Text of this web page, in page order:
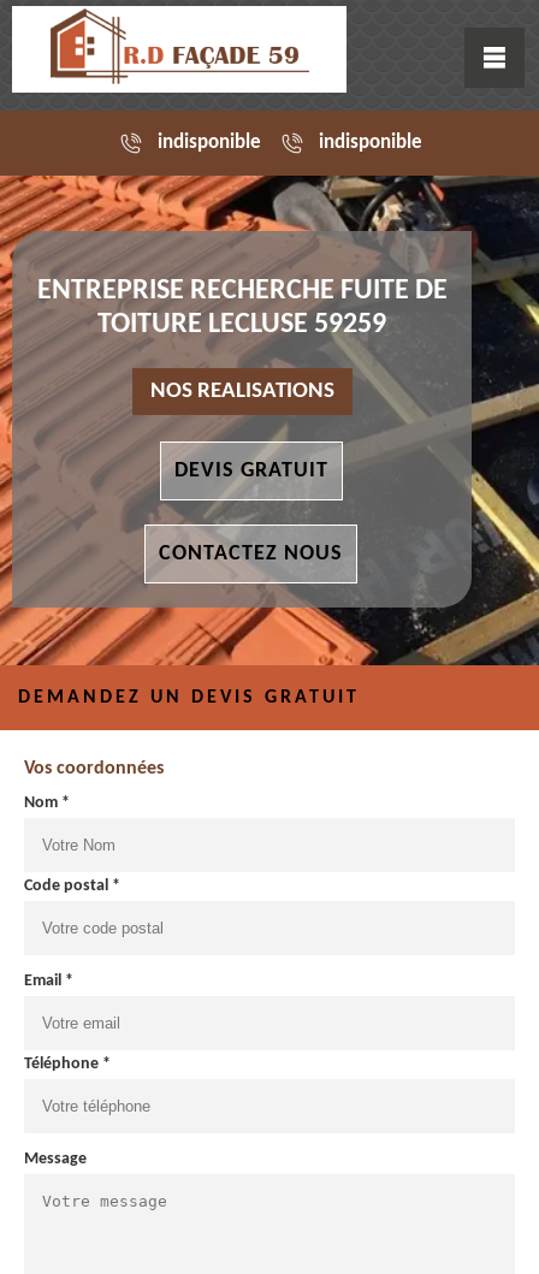
indisponible indisponible
ENTREPRISE RECHERCHE FUITE DE
TOITURE LECLUSE 59259
NOS REALISATIONS
DEVIS GRATUIT
CONTACTEZ NOUS
DEMANDEZ UN DEVIS GRATUIT
Vos coordonnées
Nom *
Code postal *
Email *
Téléphone *
Message